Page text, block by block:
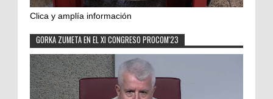
Clica y amplía información
GORKA ZUMETA EN EL XI CONGRESO PROCOM'23